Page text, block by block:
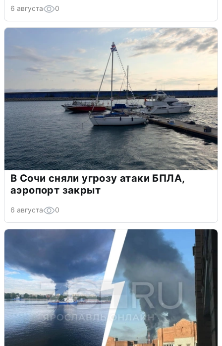
6 августа 0
В Сочи сняли угрозу атаки БПЛА,
аэропорт закрыт
6 августа 0